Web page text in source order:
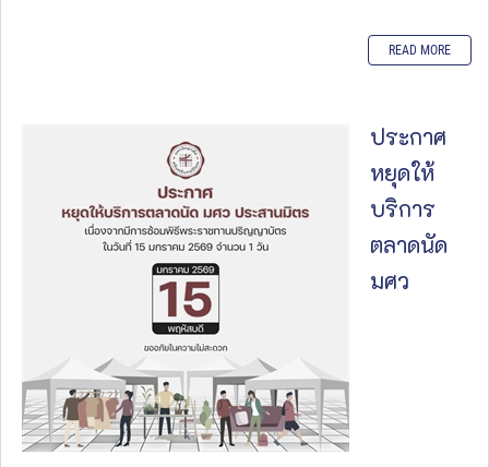
READ MORE
ประกาศ
หยุดให้
บริการ
ตลาดนัด
มศว